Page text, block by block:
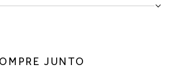
neutra permite combinações fáceis para
JUNTO